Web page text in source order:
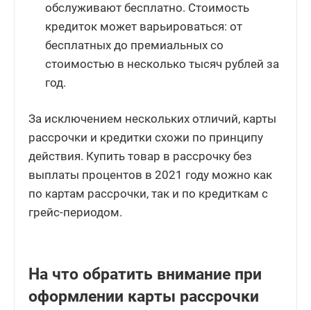
обслуживают бесплатно. Стоимость
кредиток может варьироваться: от
бесплатных до премиальных со
стоимостью в несколько тысяч рублей за
год.
За исключением нескольких отличий, карты
рассрочки и кредитки схожи по принципу
действия. Купить товар в рассрочку без
выплаты процентов в 2021 году можно как
по картам рассрочки, так и по кредиткам с
грейс-периодом.
На что обратить внимание при
оформлении карты рассрочки